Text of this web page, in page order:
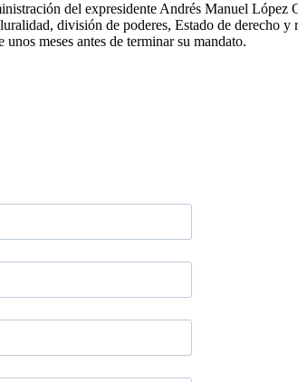
del expresidente Andrés Manuel
división de poderes, Estado de derecho
meses antes de terminar su mandato.